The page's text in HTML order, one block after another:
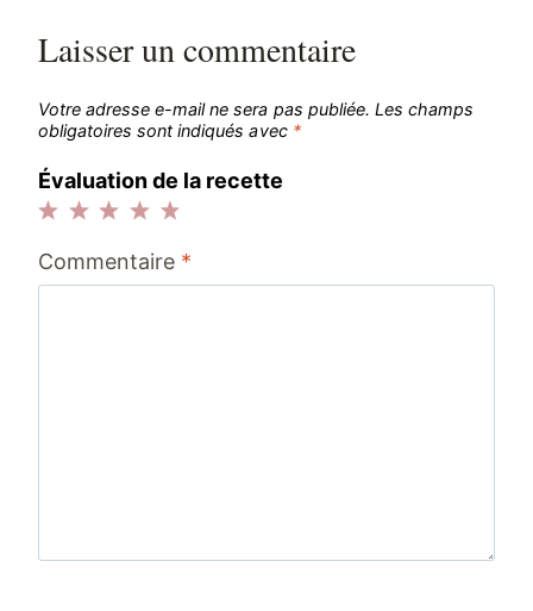
Laisser un commentaire
Votre adresse e-mail ne sera pas publiée. Les champs
obligatoires sont indiqués avec *
Évaluation de la recette
étoiles
étoiles
étoiles
étoiles
étoile
Commentaire *